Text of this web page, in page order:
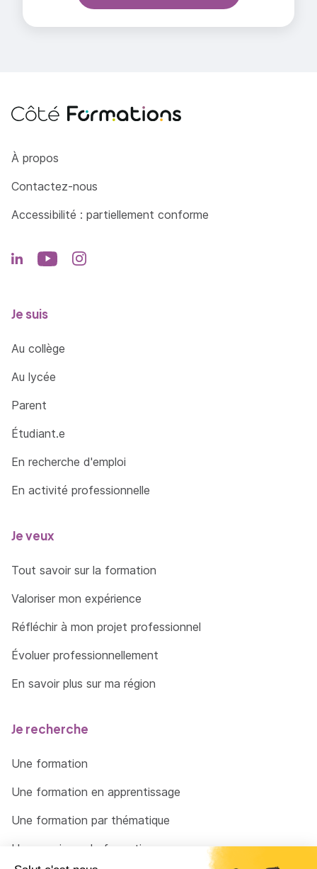
Côté Formations
À propos
Contactez-nous
Accessibilité : partiellement conforme
Je suis
Au collège
Au lycée
Parent
Étudiant.e
En recherche d'emploi
En activité professionnelle
Je veux
Tout savoir sur la formation
Valoriser mon expérience
Réfléchir à mon projet professionnel
Évoluer professionnellement
En savoir plus sur ma région
Je recherche
Une formation
Une formation en apprentissage
Une formation par thématique
Un organisme de formation